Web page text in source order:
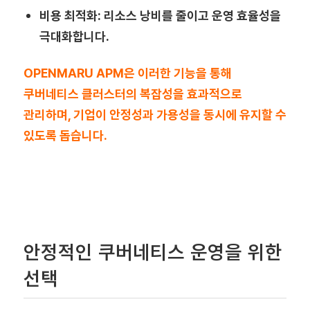
비용 최적화: 리소스 낭비를 줄이고 운영 효율성을
극대화합니다.
OPENMARU APM은 이러한 기능을 통해
쿠버네티스 클러스터의 복잡성을 효과적으로
관리하며, 기업이 안정성과 가용성을 동시에 유지할 수
있도록 돕습니다.
안정적인 쿠버네티스 운영을 위한
선택